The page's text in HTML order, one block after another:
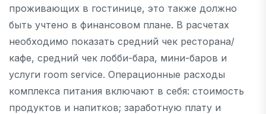
проживающих в гостинице, это также должно
быть учтено в финансовом плане. В расчетах
необходимо показать средний чек ресторана/
кафе, средний чек лобби-бара, мини-баров и
услуги room service. Операционные расходы
комплекса питания включают в себя: стоимость
продуктов и напитков; заработную плату и